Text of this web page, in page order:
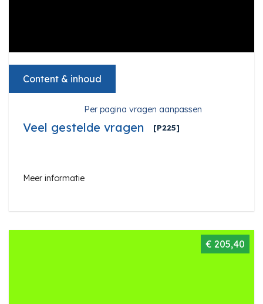
Content & inhoud
Per pagina vragen aanpassen
Veel gestelde vragen [P225]
Meer informatie
€ 205,40